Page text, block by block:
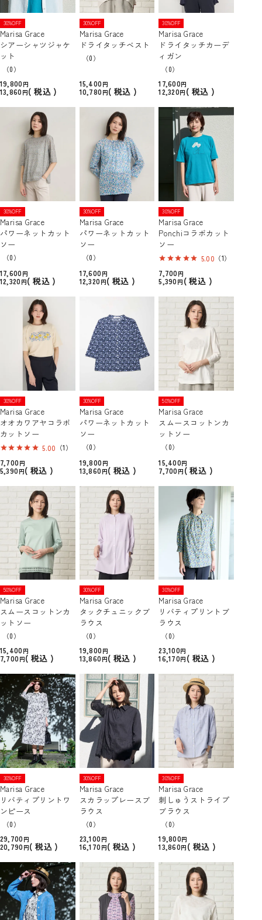
30%OFF
Marisa Grace
シアーシャツジャケ
ット
（0）
19,800
13,860
税込
30%OFF
Marisa Grace
ドライタッチベスト
（0）
15,400
10,780
税込
30%OFF
Marisa Grace
ドライタッチカーデ
ィガン
（0）
17,600
12,320
税込
30%OFF
Marisa Grace
パワーネットカット
ソー
（0）
17,600
12,320
税込
30%OFF
Marisa Grace
パワーネットカット
ソー
（0）
17,600
12,320
税込
30%OFF
Marisa Grace
Ponchiコラボカット
ソー
5.00 （1）
7,700
5,390
税込
30%OFF
Marisa Grace
オオカワアヤコラボ
カットソー
5.00 （1）
7,700
5,390
税込
30%OFF
Marisa Grace
パワーネットカット
ソー
（0）
19,800
13,860
税込
50%OFF
Marisa Grace
スムースコットンカ
ットソー
（0）
15,400
7,700
税込
50%OFF
Marisa Grace
スムースコットンカ
ットソー
（0）
15,400
7,700
税込
30%OFF
Marisa Grace
タックチュニックブ
ラウス
（0）
19,800
13,860
税込
30%OFF
Marisa Grace
リバティプリントブ
ラウス
（0）
23,100
16,170
税込
30%OFF
Marisa Grace
リバティプリントワ
ンピース
（0）
29,700
20,790
税込
30%OFF
Marisa Grace
スカラップレースブ
ラウス
（0）
23,100
16,170
税込
30%OFF
Marisa Grace
刺しゅうストライプ
ブラウス
（0）
19,800
13,860
税込